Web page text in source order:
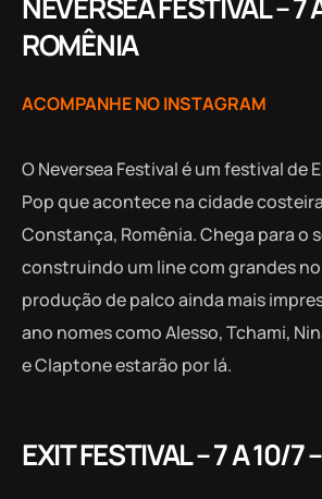
ROMÊNIA
ACOMPANHE NO INSTAGRAM
O Neversea Festival é um festival de
Pop que acontece na cidade
Constança, Romênia. Chega para o
construindo um line com grandes
produção de palco ainda mais
ano nomes como Alesso, Tchami,
e Claptone estarão por lá.
EXIT FESTIVAL – 7 A 10/7